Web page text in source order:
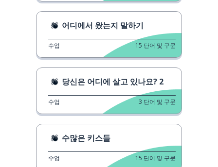
어디에서 왔는지 말하기
수업 15 단어 및 구문
당신은 어디에 살고 있나요? 2
수업 3 단어 및 구문
수많은 키스들
수업 15 단어 및 구문